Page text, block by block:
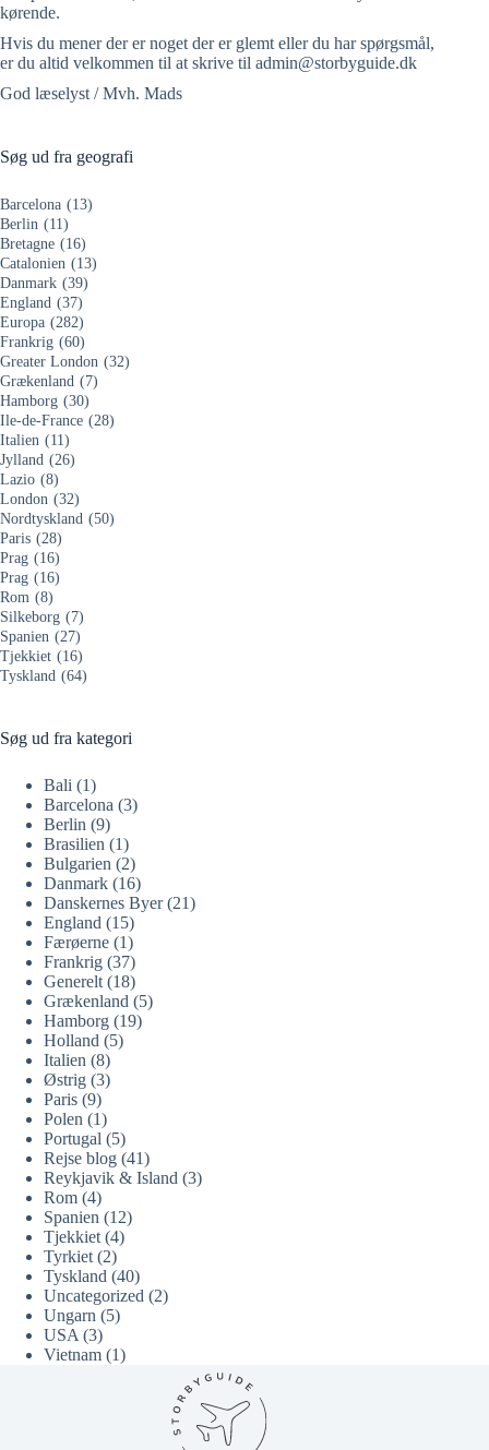
kørende.
Hvis du mener der er noget der er glemt eller du har spørgsmål,
er du altid velkommen til at skrive til admin@storbyguide.dk
God læselyst / Mvh. Mads
Søg ud fra geografi
Barcelona (13)
Berlin (11)
Bretagne (16)
Catalonien (13)
Danmark (39)
England (37)
Europa (282)
Frankrig (60)
Greater London (32)
Grækenland (7)
Hamborg (30)
Ile-de-France (28)
Italien (11)
Jylland (26)
Lazio (8)
London (32)
Nordtyskland (50)
Paris (28)
Prag (16)
Prag (16)
Rom (8)
Silkeborg (7)
Spanien (27)
Tjekkiet (16)
Tyskland (64)
Søg ud fra kategori
Bali (1)
Barcelona (3)
Berlin (9)
Brasilien (1)
Bulgarien (2)
Danmark (16)
Danskernes Byer(21)
England (15)
Færøerne (1)
Frankrig (37)
Generelt (18)
Grækenland (5)
Hamborg (19)
Holland (5)
Italien (8)
Østrig (3)
Paris (9)
Polen (1)
Portugal (5)
Rejse blog (41)
Reykjavik & Island (3)
Rom (4)
Spanien (12)
Tjekkiet (4)
Tyrkiet (2)
Tyskland (40)
Uncategorized (2)
Ungarn (5)
USA (3)
Vietnam (1)